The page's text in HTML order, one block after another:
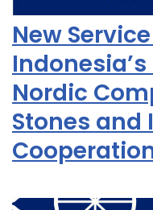
New
Nordic
Stones and